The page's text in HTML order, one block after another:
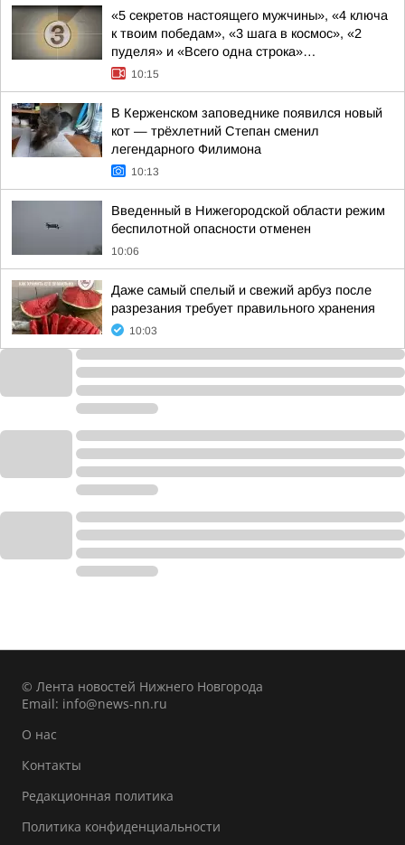
«5 секретов настоящего мужчины», «4 ключа
к твоим победам», «3 шага в космос», «2
пуделя» и «Всего одна строка»…
10:15
В Керженском заповеднике появился новый
кот — трёхлетний Степан сменил
легендарного Филимона
10:13
Введенный в Нижегородской области режим
беспилотной опасности отменен
10:06
Даже самый спелый и свежий арбуз после
разрезания требует правильного хранения
10:03
© Лента новостей Нижнего Новгорода
Email: info@news-nn.ru
О нас
Контакты
Редакционная политика
Политика конфиденциальности